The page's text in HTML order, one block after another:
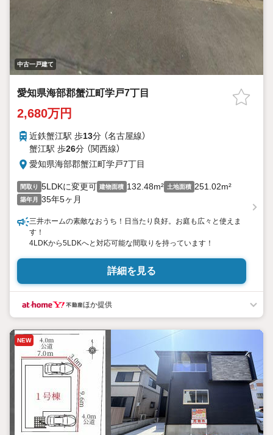
中古一戸建て
愛知県海部郡蟹江町学戸7丁目
2,680万円
近鉄蟹江駅 歩13分 （名古屋線）
蟹江駅 歩26分 （関西線）
愛知県海部郡蟹江町学戸7丁目
間取り 5LDKに変更可 建物面積 132.48m² 土地面積 251.02m²
築年月 35年5ヶ月
三井ホームの素敵なおうち！日当たり良好。お庭も広々と使えま
す！
4LDKから5LDKへと対応可能な間取りを持っています！
詳細を見る
ほか提供
NEW